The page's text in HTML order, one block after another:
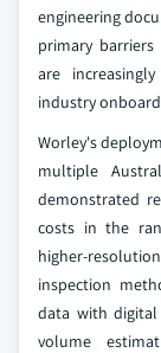
engineering
primary
are
industry
Worley's
multiple
demonstrated
costs in the
higher-
inspection
data with
volume